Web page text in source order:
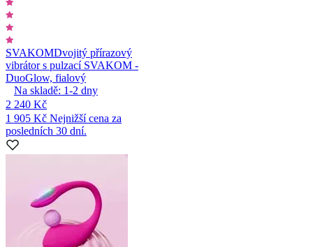
SVAKOMDvojitý přírazový
vibrátor s pulzací SVAKOM -
DuoGlow, fialový
Na skladě: 1-2 dny
2 240 Kč
1 905 Kč Nejnižší cena za
posledních 30 dní.